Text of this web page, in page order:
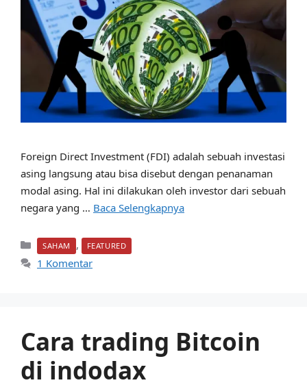
Foreign Direct Investment (FDI) adalah sebuah investasi
asing langsung atau bisa disebut dengan penanaman
modal asing. Hal ini dilakukan oleh investor dari sebuah
negara yang … Baca Selengkapnya
Kategori
SAHAM , FEATURED
1 Komentar
Cara trading Bitcoin
di indodax